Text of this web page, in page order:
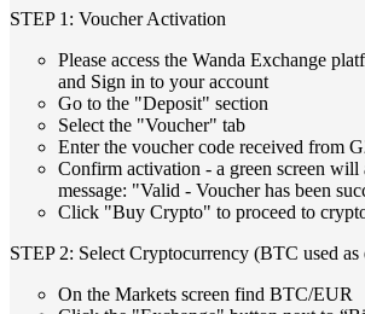
STEP 1: Voucher Activation
Please access the Wanda Exchange
and Sign in to your account
Go to the "Deposit" section
Select the "Voucher" tab
Enter the voucher code received from
Confirm activation - a green screen will
message: "Valid - Voucher has been
Click "Buy Crypto" to proceed to
STEP 2: Select Cryptocurrency (BTC used as
On the Markets screen find BTC/EUR